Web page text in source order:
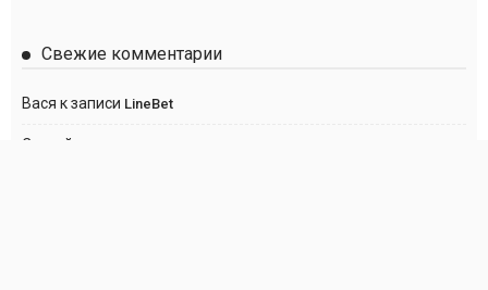
Свежие комментарии
Вася к записи LineBet
Сергей